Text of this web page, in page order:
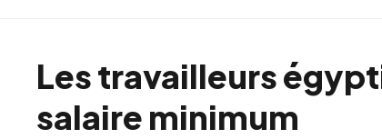
Les travailleurs
salaire minimum